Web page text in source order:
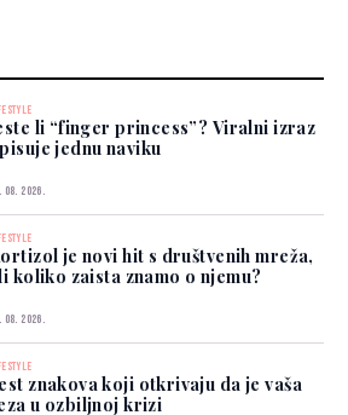
li “finger princess”? Viralni izraz
jednu naviku
08. 2026.
je novi hit s društvenih mreža,
koliko zaista znamo o njemu?
08. 2026.
znakova koji otkrivaju da je vaša
u ozbiljnoj krizi